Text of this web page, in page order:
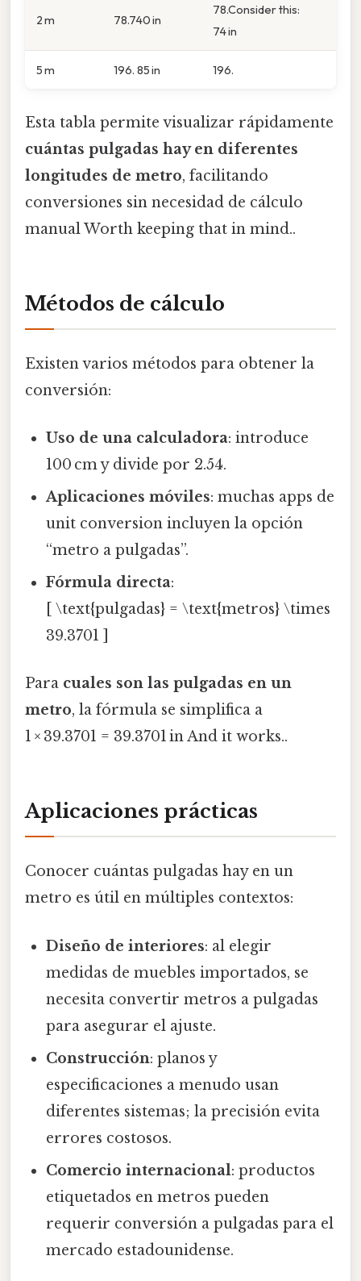
2 m 78.740 in
78.Consider this:
74 in
5 m 196. 85 in 196.
Esta tabla permite visualizar rápidamente
cuántas pulgadas hay en diferentes
longitudes de metro, facilitando
conversiones sin necesidad de cálculo
manual Worth keeping that in mind..
Métodos de cálculo
Existen varios métodos para obtener la
conversión:
Uso de una calculadora: introduce
100 cm y divide por 2.54.
Aplicaciones móviles: muchas apps de
unit conversion incluyen la opción
“metro a pulgadas”.
Fórmula directa:
[ \text{pulgadas} = \text{metros} \times
39.3701 ]
Para cuales son las pulgadas en un
metro, la fórmula se simplifica a
1 × 39.3701 = 39.3701 in And it works..
Aplicaciones prácticas
Conocer cuántas pulgadas hay en un
metro es útil en múltiples contextos:
Diseño de interiores: al elegir
medidas de muebles importados, se
necesita convertir metros a pulgadas
para asegurar el ajuste.
Construcción: planos y
especificaciones a menudo usan
diferentes sistemas; la precisión evita
errores costosos.
Comercio internacional: productos
etiquetados en metros pueden
requerir conversión a pulgadas para el
mercado estadounidense.